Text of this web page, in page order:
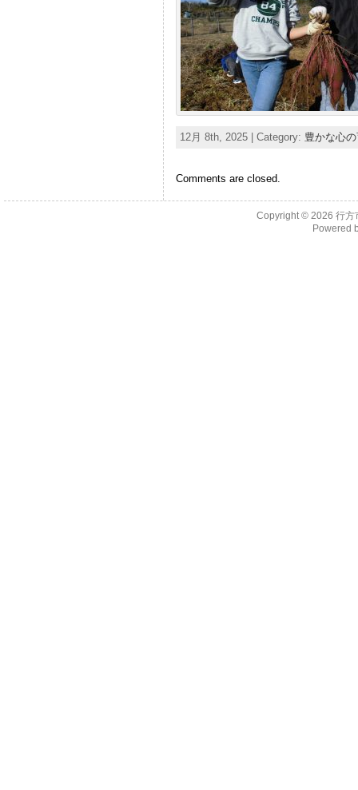
12月 8th, 2025 | Category: 豊かな心
Comments are closed.
Copyright © 2026行方
Powered